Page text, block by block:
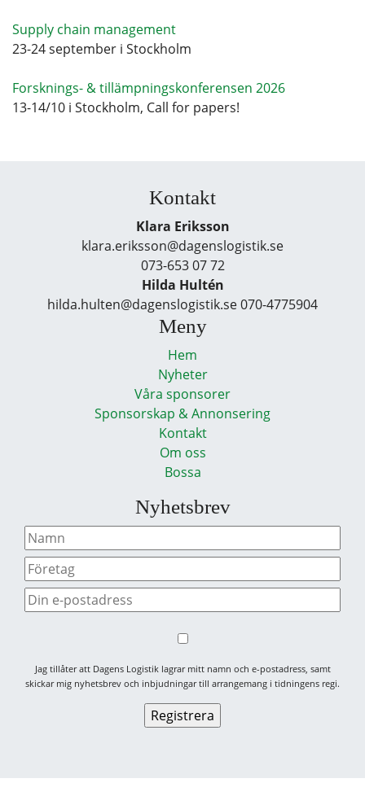
Supply chain management
23-24 september i Stockholm
Forsknings- & tillämpningskonferensen 2026
13-14/10 i Stockholm, Call for papers!
Kontakt
Klara Eriksson
klara.eriksson@dagenslogistik.se
073-653 07 72
Hilda Hultén
hilda.hulten@dagenslogistik.se 070-4775904
Meny
Hem
Nyheter
Våra sponsorer
Sponsorskap & Annonsering
Kontakt
Om oss
Bossa
Nyhetsbrev
Jag tillåter att Dagens Logistik lagrar mitt namn och e-postadress, samt
skickar mig nyhetsbrev och inbjudningar till arrangemang i tidningens regi.